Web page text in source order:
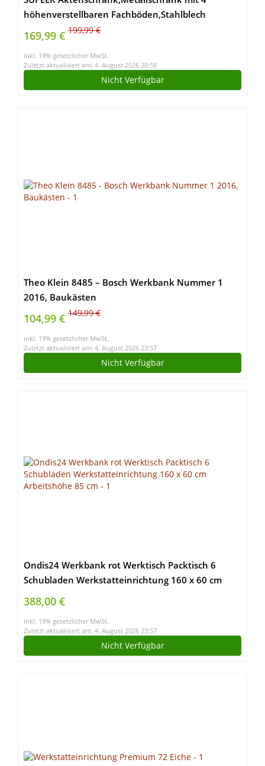
höhenverstellbaren Fachböden,Stahlblech
Pulverbeschichtung,Stahlschrank für
Werkzeuge,Garage180 x 80 x 40 cm（schwarz）
169,99 € 199,99 €
inkl. 19% gesetzlicher MwSt.
Zuletzt aktualisiert am: 4. August 2026 20:58
Nicht Verfügbar
Theo Klein 8485 – Bosch Werkbank Nummer 1
2016, Baukästen
104,99 € 149,99 €
inkl. 19% gesetzlicher MwSt.
Zuletzt aktualisiert am: 4. August 2026 23:57
Nicht Verfügbar
Ondis24 Werkbank rot Werktisch Packtisch 6
Schubladen Werkstatteinrichtung 160 x 60 cm
Arbeitshöhe 85 cm
388,00 €
inkl. 19% gesetzlicher MwSt.
Zuletzt aktualisiert am: 4. August 2026 23:57
Nicht Verfügbar